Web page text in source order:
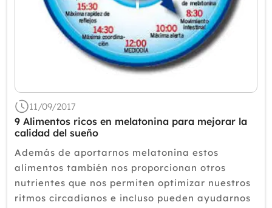
11/09/2017
9 Alimentos ricos en melatonina para mejorar la
calidad del sueño
Además de aportarnos melatonina estos
alimentos también nos proporcionan otros
nutrientes que nos permiten optimizar nuestros
ritmos circadianos e incluso pueden ayudarnos